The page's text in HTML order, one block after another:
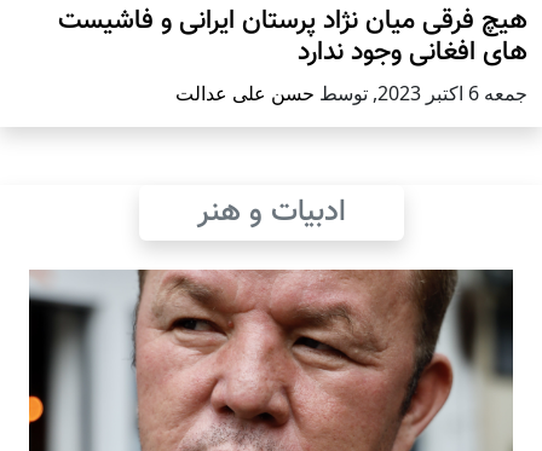
هیچ فرقی میان نژاد پرستان ایرانی و فاشیست
های افغانی وجود ندارد
جمعه 6 اكتبر 2023 , توسط حسن علی عدالت
ادبیات و هنر